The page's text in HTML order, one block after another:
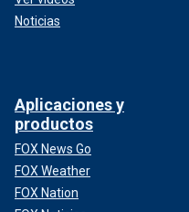
Noticias
Aplicaciones y
productos
FOX News Go
FOX Weather
FOX Nation